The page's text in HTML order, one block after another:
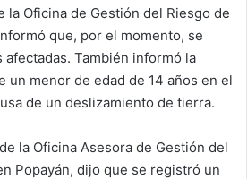
la Oficina de Gestión del Riesgo de
que, por el momento, se
afectadas. También informó la
un menor de edad de 14 años en el
de un deslizamiento de tierra.
la Oficina Asesora de Gestión del
Popayán, dijo que se registró un